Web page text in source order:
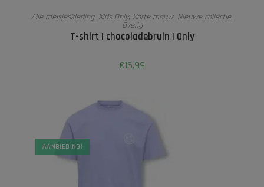
OPTIES SELECTEREN
Alle meisjeskleding, Kids Only, Korte mouw, Nieuwe collectie,
Overig
T-shirt | chocoladebruin | Only
€16,99
AANBIEDING!